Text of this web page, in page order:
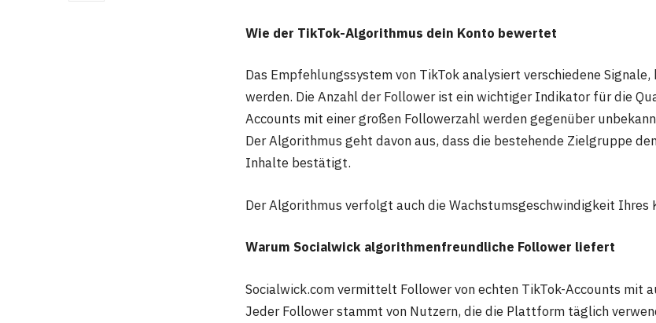
Wie der TikTok-Algorithmus dein Konto bewertet
Das Empfehlungssystem von TikTok analysiert verschiedene
werden. Die Anzahl der Follower ist ein wichtiger Indikator für die
Accounts mit einer großen Followerzahl werden gegenüber
Der Algorithmus geht davon aus, dass die bestehende Zielgruppe
Inhalte bestätigt.
Der Algorithmus verfolgt auch die Wachstumsgeschwindigkeit Ihres
Warum Socialwick algorithmenfreundliche Follower liefert
Socialwick.com vermittelt Follower von echten TikTok-Accounts mit
Jeder Follower stammt von Nutzern, die die Plattform täglich